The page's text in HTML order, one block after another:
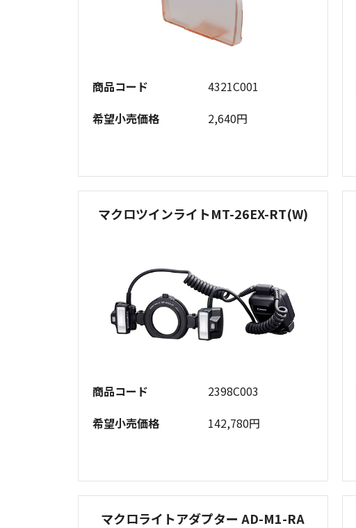
商品コード
4321C001
希望小売価格
2,640円
マクロツインライトMT-26EX-RT(W)
商品コード
2398C003
希望小売価格
142,780円
マクロライトアダプター AD-M1-RA